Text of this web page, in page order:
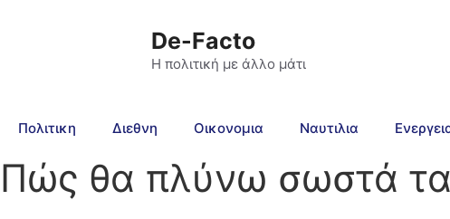
De-Facto
Η πολιτική με άλλο μάτι
Πολιτικη Διεθνη Οικονομια Ναυτιλια
Πώς θα πλύνω σωστά